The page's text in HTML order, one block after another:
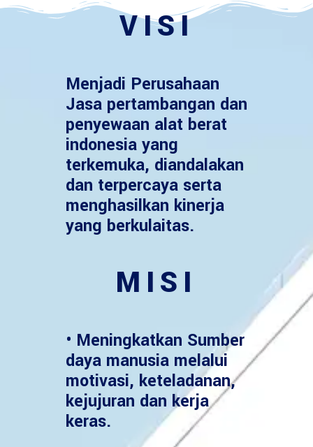
VISI
Menjadi Perusahaan
Jasa pertambangan dan
penyewaan alat berat
indonesia yang
terkemuka, diandalakan
dan terpercaya serta
menghasilkan kinerja
yang berkulaitas.
MISI
• Meningkatkan Sumber
daya manusia melalui
motivasi, keteladanan,
kejujuran dan kerja
keras.